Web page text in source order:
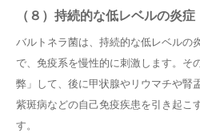
（８）持続的な低レベルの炎症
バルトネラ菌は、持続的な低レベルの
で、免疫系を慢性的に刺激します。そ
弊」して、後に甲状腺やリウマチや腎
紫斑病などの自己免疫疾患を引き起こ
す。